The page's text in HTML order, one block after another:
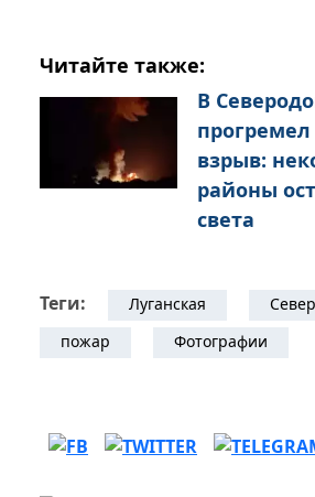
Читайте также:
В
взрыв:
районы
света
Теги: Луганская
пожар
Фотографии